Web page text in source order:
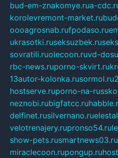
bud-em-znakomye.rua-
korolevremont-market.ru
oooagrosnab.rufpodaso.ru
ukrasotki.ruseksuzbek.ru
sovratili.ruolecoon.ruvd-
rbc-news.ruporno-skvirt.ru
13autor-kolonka.rusormol.ru
hostserve.ruporno-na-
neznobi.rubigfatcc.ru
delfinet.rusilvernano.ru
velotrenajery.rupronso54.ru
show-pets.rusmartnews03.ru
miraclecoon.rupongup.ru